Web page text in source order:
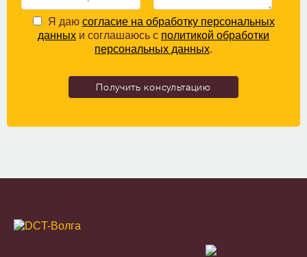
Я даю согласие на обработку персональных
данных и соглашаюсь с политикой обработки
персональных данных.